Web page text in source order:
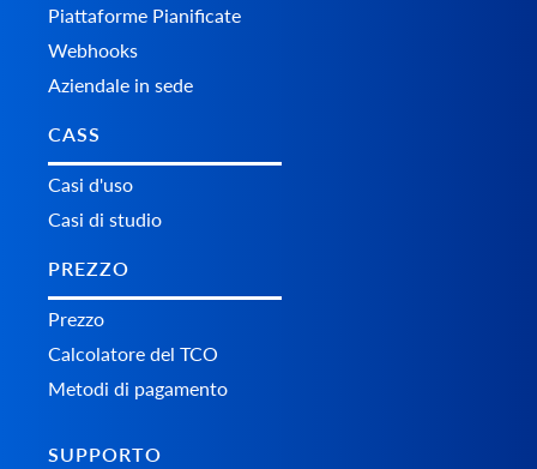
Piattaforme Pianificate
Webhooks
Aziendale in sede
CASS
Casi d'uso
Casi di studio
PREZZO
Prezzo
Calcolatore del TCO
Metodi di pagamento
SUPPORTO